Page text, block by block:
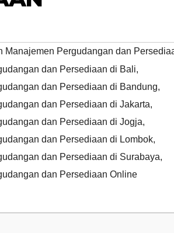
Manajemen Pergudangan dan
dan Persediaan di Bali,
dan Persediaan di Bandung,
dan Persediaan di Jakarta,
dan Persediaan di Jogja,
dan Persediaan di Lombok,
dan Persediaan di Surabaya,
dan Persediaan Online